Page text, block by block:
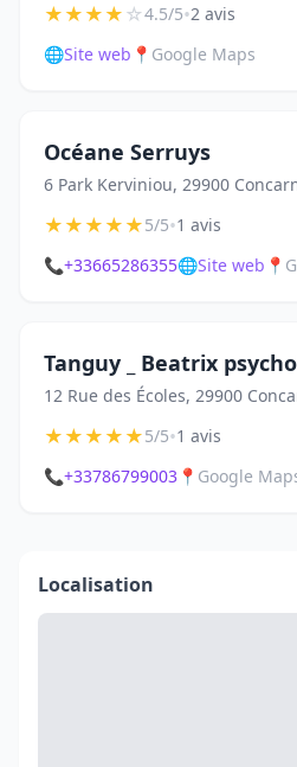
★★★★☆4.5/5•2 avis
🌐Site web 📍 Google Maps
Océane Serruys
6 Park Kerviniou, 29900
★★★★★5/5•1 avis
📞+33665286355🌐Site web 📍
Tanguy _ Beatrix
12 Rue des Écoles, 29900
★★★★★5/5•1 avis
📞+33786799003 📍 Google
Localisation